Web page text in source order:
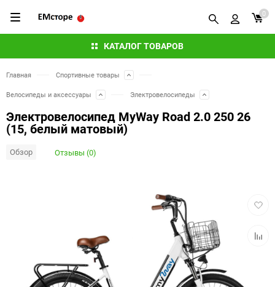
КАТАЛОГ ТОВАРОВ
0
Главная Спортивные товары
Велосипеды и аксессуары Электровелосипеды
Электровелосипед MyWay Road 2.0 250 26
(15, белый матовый)
Обзор Отзывы (0)